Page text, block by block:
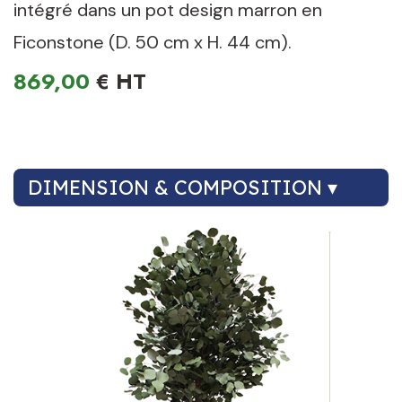
intégré dans un pot design marron en
Ficonstone (D. 50 cm x H. 44 cm).
869,00 €
DIMENSION & COMPOSITION ▾